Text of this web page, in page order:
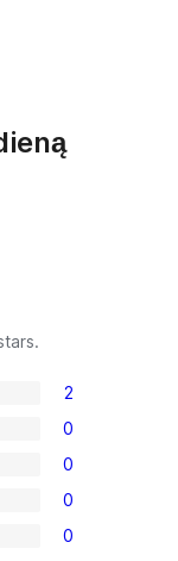
2
0
0
0
0